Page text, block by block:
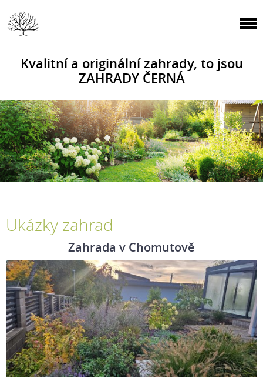
Kvalitní a originální zahrady, to jsou
ZAHRADY ČERNÁ
Ukázky zahrad
Zahrada v Chomutově